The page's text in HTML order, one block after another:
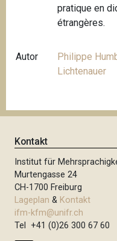
pratique en
étrangères.
Autor Philippe
Lichtenauer
Kontakt
Institut für
Murtengasse 24
CH-1700 Freiburg
Lageplan & Kontakt
ifm-kfm@unifr.ch
Tel +41 (0)26 300 67 60